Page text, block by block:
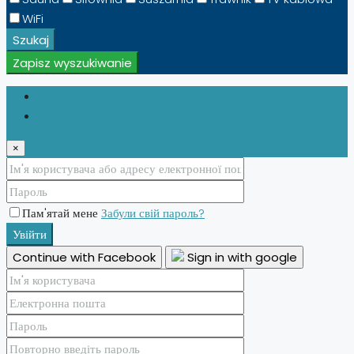
WiFi
Szukaj
Zapisz wyszukiwanie
×
Пам'ятай мене Забули свій пароль?
Увійти
Continue with Facebook
Sign in with google